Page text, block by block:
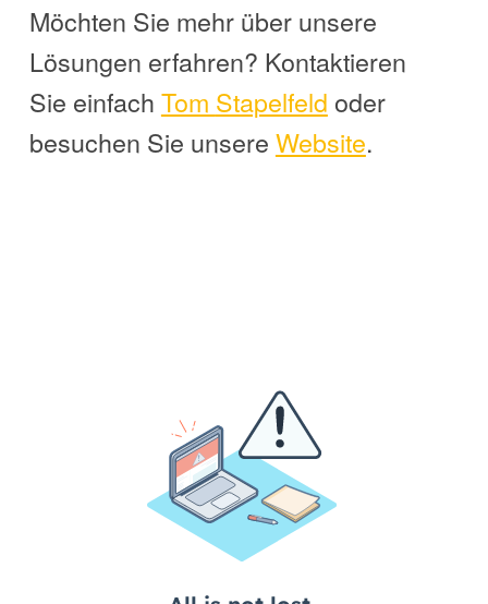
Möchten Sie mehr über unsere
Lösungen erfahren? Kontaktieren
Sie einfach Tom Stapelfeld oder
besuchen Sie unsere Website.